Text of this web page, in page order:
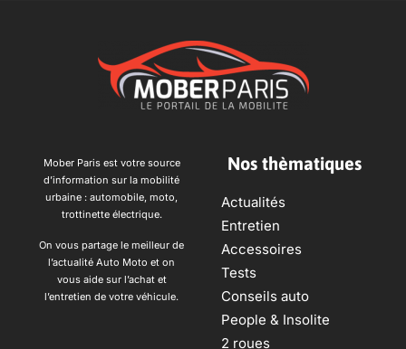
Mober Paris est votre source
d’information sur la mobilité
urbaine : automobile, moto,
trottinette électrique.
On vous partage le meilleur de
l’actualité Auto Moto et on
vous aide sur l’achat et
l’entretien de votre véhicule.
Nos thèmatiques
Actualités
Entretien
Accessoires
Tests
Conseils auto
People & Insolite
2 roues